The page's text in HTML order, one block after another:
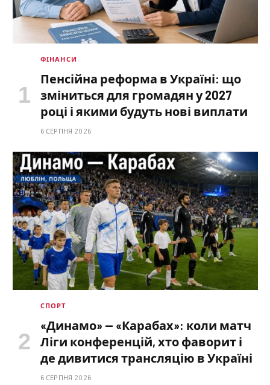
ФІНАНСИ
Пенсійна реформа в Україні: що
зміниться для громадян у 2027
році і якими будуть нові виплати
6 СЕРПНЯ 2026
СПОРТ
«Динамо» — «Карабах»: коли матч
Ліги конференцій, хто фаворит і
де дивитися трансляцію в Україні
6 СЕРПНЯ 2026